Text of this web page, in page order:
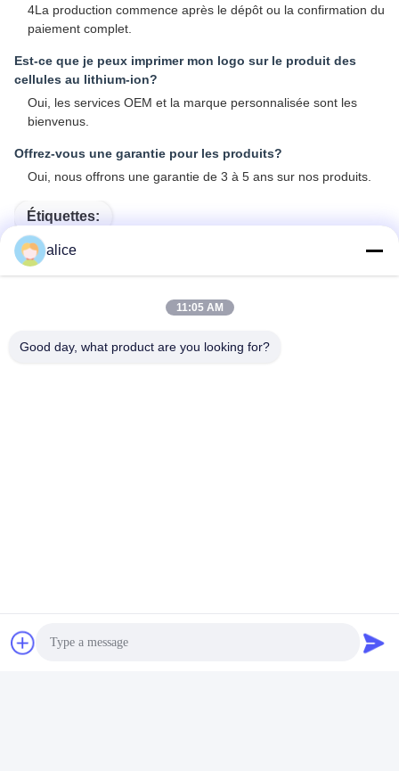
4La production commence après le dépôt ou la confirmation du
paiement complet.
Est-ce que je peux imprimer mon logo sur le produit des
cellules au lithium-ion?
Oui, les services OEM et la marque personnalisée sont les
bienvenus.
Offrez-vous une garantie pour les produits?
Oui, nous offrons une garantie de 3 à 5 ans sur nos produits.
Étiquettes:
Batterie Rechargeable Pour Vélo
E-mail
alice
11:05 AM
Good day, what product are you looking for?